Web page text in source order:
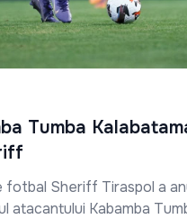
Tumba
fotbal Sheriff Tiraspol a
atacantului Kabamba